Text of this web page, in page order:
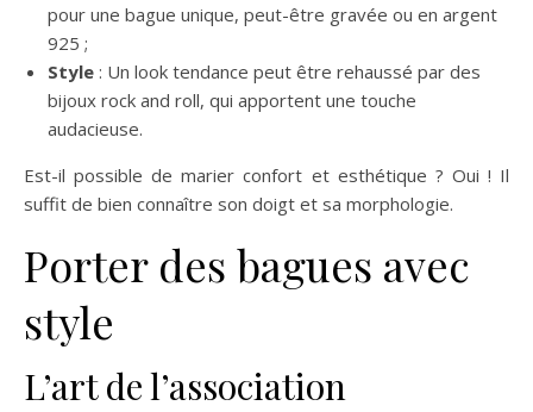
pour une bague unique, peut-être gravée ou en argent
925 ;
Style : Un look tendance peut être rehaussé par des
bijoux rock and roll, qui apportent une touche
audacieuse.
Est-il possible de marier confort et esthétique ? Oui ! Il
suffit de bien connaître son doigt et sa morphologie.
Porter des bagues avec
style
L’art de l’association